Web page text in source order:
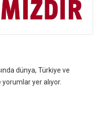
dünya, Türkiye ve
yer alıyor.